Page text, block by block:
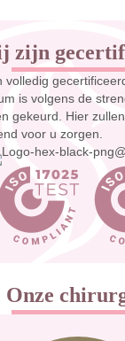
zijn
volledig
is volgens de
gekeurd. Hier
voor u zorgen.
Onze